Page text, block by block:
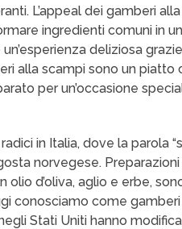
L’appeal dei gamberi
ingredienti comuni in
deliziosa
alla scampi sono un piatto
per un’occasione
in Italia, dove la parola
norvegese.
d’oliva, aglio e erbe,
conosciamo come
Stati Uniti hanno